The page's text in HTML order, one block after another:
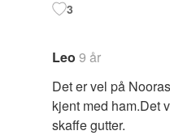
3
Leo 9 år
Det er vel på
kjent med ham.Det
skaffe gutter.